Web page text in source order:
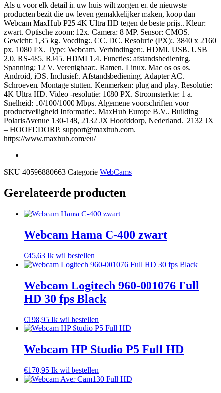
Als u voor elk detail in uw huis wilt zorgen en de nieuwste
producten bezit die uw leven gemakkelijker maken, koop dan
Webcam MaxHub P25 4K Ultra HD tegen de beste prijs.. Kleur:
zwart. Optische zoom: 12x. Camera: 8 MP. Sensor: CMOS.
Gewicht: 1,35 kg. Voeding:. CC. DC. Resolutie (PX):. 3840 x 2160
px. 1080 PX. Type: Webcam. Verbindingen:. HDMI. USB. USB
2.0. RS-485. RJ45. HDMI 1.4. Functies: afstandsbediening.
Spanning: 12 V. Verenigbaar:. Ramen. Linux. Mac os os os.
Android, iOS. Inclusief:. Afstandsbediening. Adapter AC.
Schroeven. Montage stutten. Kenmerken: plug and play. Resolutie:
4K Ultra HD. Video -resolutie: 1080 PX. Stroomsterkte: 1 a.
Snelheid: 10/100/1000 Mbps. Algemene voorschriften voor
productveiligheid Informatie:. MaxHub Europe B.V.. Building
PolarisAvenue 130-148, 2132 JX Hoofddorp, Nederland.. 2132 JX
– HOOFDDORP. support@maxhub.com.
https://www.maxhub.com/eu/
SKU 40596880663 Categorie WebCams
Gerelateerde producten
Webcam Hama C-400 zwart
€45,63 Ik wil bestellen
Webcam Logitech 960-001076 Full
HD 30 fps Black
€198,95 Ik wil bestellen
Webcam HP Studio P5 Full HD
€170,95 Ik wil bestellen